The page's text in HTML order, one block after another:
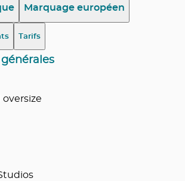
Marquage européen
Tarifs